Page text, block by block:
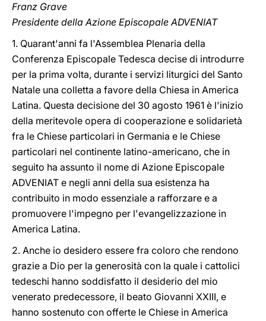
Franz Grave
Presidente della Azione Episcopale ADVENIAT
1. Quarant'anni fa l'Assemblea Plenaria della
Conferenza Episcopale Tedesca decise di introdurre
per la prima volta, durante i servizi liturgici del Santo
Natale una colletta a favore della Chiesa in America
Latina. Questa decisione del 30 agosto 1961 è l'inizio
della meritevole opera di cooperazione e solidarietà
fra le Chiese particolari in Germania e le Chiese
particolari nel continente latino-americano, che in
seguito ha assunto il nome di Azione Episcopale
ADVENIAT e negli anni della sua esistenza ha
contribuito in modo essenziale a rafforzare e a
promuovere l'impegno per l'evangelizzazione in
America Latina.
2. Anche io desidero essere fra coloro che rendono
grazie a Dio per la generosità con la quale i cattolici
tedeschi hanno soddisfatto il desiderio del mio
venerato predecessore, il beato Giovanni XXIII, e
hanno sostenuto con offerte le Chiese in America